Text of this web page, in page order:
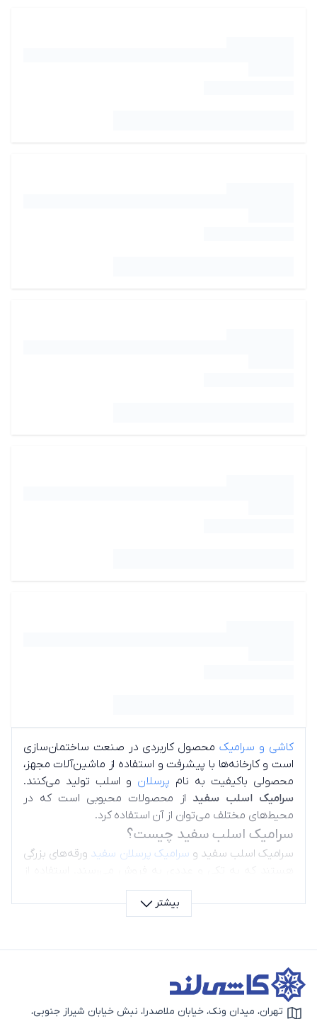
بیشتر
کاشی و سرامیک محصول کاربردی در صنعت ساختمان‌سازی
است و کارخانه‌ها با پیشرفت و استفاده از ماشین‌آلات مجهز،
محصولی باکیفیت به نام پرسلان و اسلب تولید می‌کنند.
سرامیک اسلب سفید از محصولات محبوبی است که در
محیط‌های مختلف می‌توان از آن استفاده کرد.
سرامیک اسلب سفید چیست؟
سرامیک اسلب سفید و سرامیک پرسلان سفید ورقه‌های بزرگی
اسلب در دیوار پشت تلویزیون و اطراف شومینه به دلیل
یکپارچه بودن، رایج است. برای کف یا دیوار بهتر است از
تهران، میدان ونک، خیابان ملاصدرا، نبش خیابان شیراز جنوبی،